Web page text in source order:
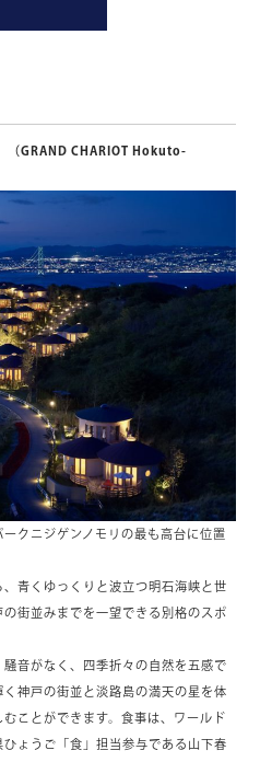
（GRAND CHARIOT Hokuto-
クニジゲンノモリの最も高台に位置
青くゆっくりと波立つ明石海峡と世
街並みまでを一望できる別格のスポ
音がなく、四季折々の自然を五感で
神戸の街並と淡路島の満天の星を体
ことができます。食事は、ワールド
ょうご「食」担当参与である山下春